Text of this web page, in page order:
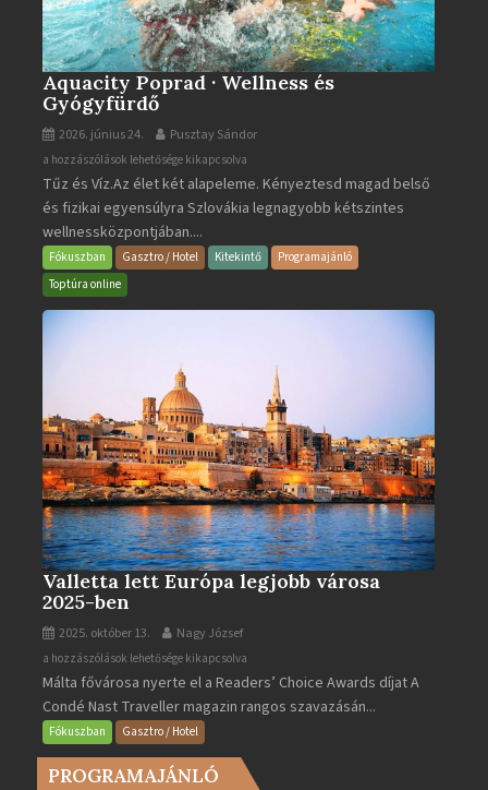
Aquacity Poprad · Wellness és
Gyógyfürdő
2026. június 24. Pusztay Sándor
Aquacity
Poprad
·
Wellness
és
Gyógyfürdő
a hozzászólások lehetősége kikapcsolva
Tűz és Víz.Az élet két alapeleme. Kényeztesd magad belső
és fizikai egyensúlyra Szlovákia legnagyobb kétszintes
wellnessközpontjában....
Fókuszban Gasztro / Hotel Kitekintő
Programajánló
Toptúra online
Valletta lett Európa legjobb városa
2025-ben
2025. október 13. Nagy József
Valletta
lett
Európa
legjobb
városa
2025-
a hozzászólások lehetősége kikapcsolva
Málta fővárosa nyerte el a Readers’ Choice Awards díjat A
Condé Nast Traveller magazin rangos szavazásán...
Fókuszban Gasztro / Hotel
PROGRAMAJÁNLÓ